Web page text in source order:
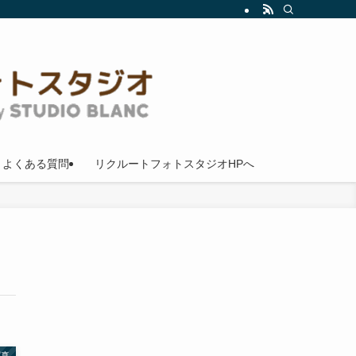
よくある質問 リクルートフォトスタジオHPへ